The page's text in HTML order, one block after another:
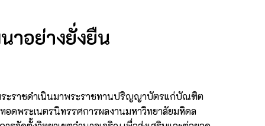
อย่างยั่งยืน
ะราชดำเนินมาพระราชทานปริญญาบัตรแก่บัณฑิต
ดพระเนตรนิทรรศการผลงานมหาวิทยาลัยมหิดล